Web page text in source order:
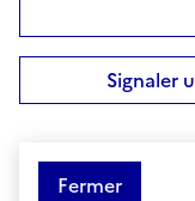
Signaler
Fermer